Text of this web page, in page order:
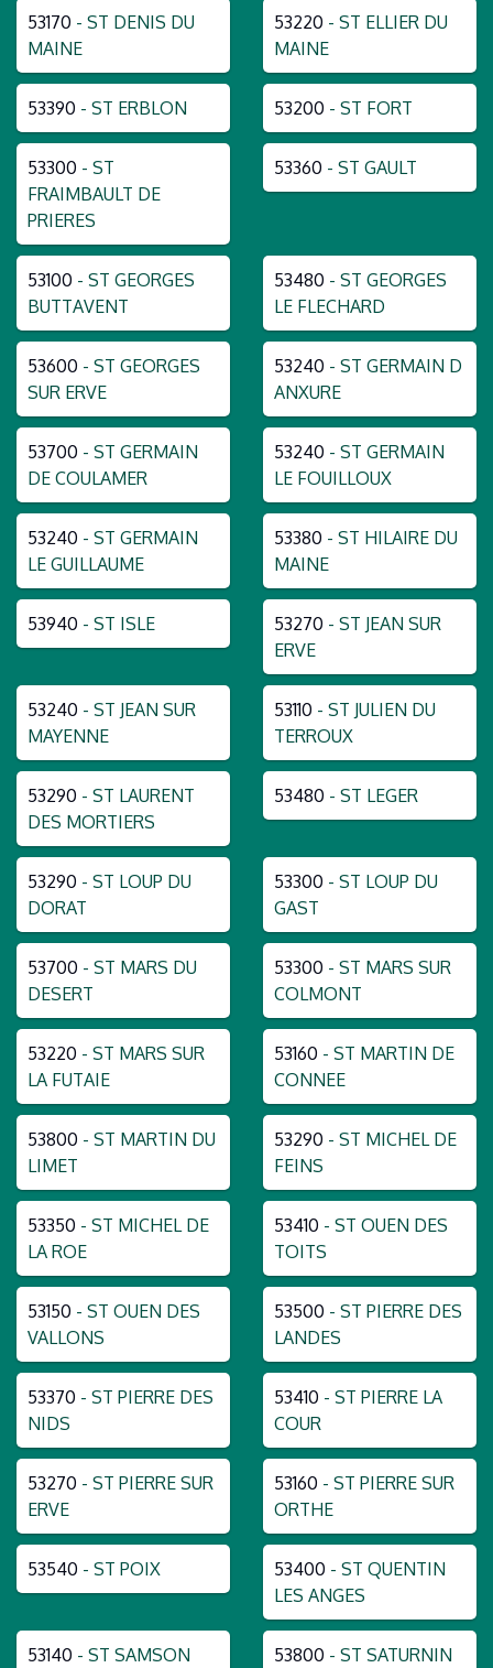
53170 - ST DENIS DU
MAINE
53220 - ST ELLIER DU
MAINE
53390 - ST ERBLON 53200 - ST FORT
53300 - ST
FRAIMBAULT DE
PRIERES
53360 - ST GAULT
53100 - ST GEORGES
BUTTAVENT
53480 - ST GEORGES
LE FLECHARD
53600 - ST GEORGES
SUR ERVE
53240 - ST GERMAIN D
ANXURE
53700 - ST GERMAIN
DE COULAMER
53240 - ST GERMAIN
LE FOUILLOUX
53240 - ST GERMAIN
LE GUILLAUME
53380 - ST HILAIRE DU
MAINE
53940 - ST ISLE 53270 - ST JEAN SUR
ERVE
53240 - ST JEAN SUR
MAYENNE
53110 - ST JULIEN DU
TERROUX
53290 - ST LAURENT
DES MORTIERS
53480 - ST LEGER
53290 - ST LOUP DU
DORAT
53300 - ST LOUP DU
GAST
53700 - ST MARS DU
DESERT
53300 - ST MARS SUR
COLMONT
53220 - ST MARS SUR
LA FUTAIE
53160 - ST MARTIN DE
CONNEE
53800 - ST MARTIN DU
LIMET
53290 - ST MICHEL DE
FEINS
53350 - ST MICHEL DE
LA ROE
53410 - ST OUEN DES
TOITS
53150 - ST OUEN DES
VALLONS
53500 - ST PIERRE DES
LANDES
53370 - ST PIERRE DES
NIDS
53410 - ST PIERRE LA
COUR
53270 - ST PIERRE SUR
ERVE
53160 - ST PIERRE SUR
ORTHE
53540 - ST POIX 53400 - ST QUENTIN
LES ANGES
53140 - ST SAMSON 53800 - ST SATURNIN